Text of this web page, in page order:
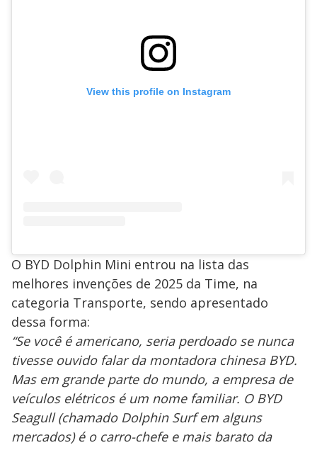
View this profile on Instagram
O BYD Dolphin Mini entrou na lista das
melhores invenções de 2025 da Time, na
categoria Transporte, sendo apresentado
dessa forma:
“Se você é americano, seria perdoado se nunca
tivesse ouvido falar da montadora chinesa BYD.
Mas em grande parte do mundo, a empresa de
veículos elétricos é um nome familiar. O BYD
Seagull (chamado Dolphin Surf em alguns
mercados) é o carro-chefe e mais barato da